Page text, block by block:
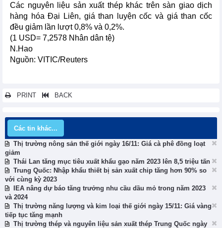
Các nguyên liệu sản xuất thép khác trên sàn giao dịch
hàng hóa Đại Liên, giá than luyện cốc và giá than cốc
đều giảm lần lượt 0,8% và 0,2%.
(1 USD= 7,2578 Nhân dân tệ)
N.Hao
Nguồn: VITIC/Reuters
PRINT BACK
Các tin khác...
Thị trường nông sản thế giới ngày 16/11: Giá cà phê đồng loạt
giảm
Thái Lan tăng mục tiêu xuất khẩu gạo năm 2023 lên 8,5 triệu tấn
Trung Quốc: Nhập khẩu thiết bị sản xuất chip tăng hơn 90% so
với cùng kỳ 2023
IEA nâng dự báo tăng trưởng nhu cầu dầu mỏ trong năm 2023
và 2024
Thị trường năng lượng và kim loại thế giới ngày 15/11: Giá vàng
tiếp tục tăng mạnh
Thị trường thép và nguyên liệu sản xuất thép Trung Quốc ngày